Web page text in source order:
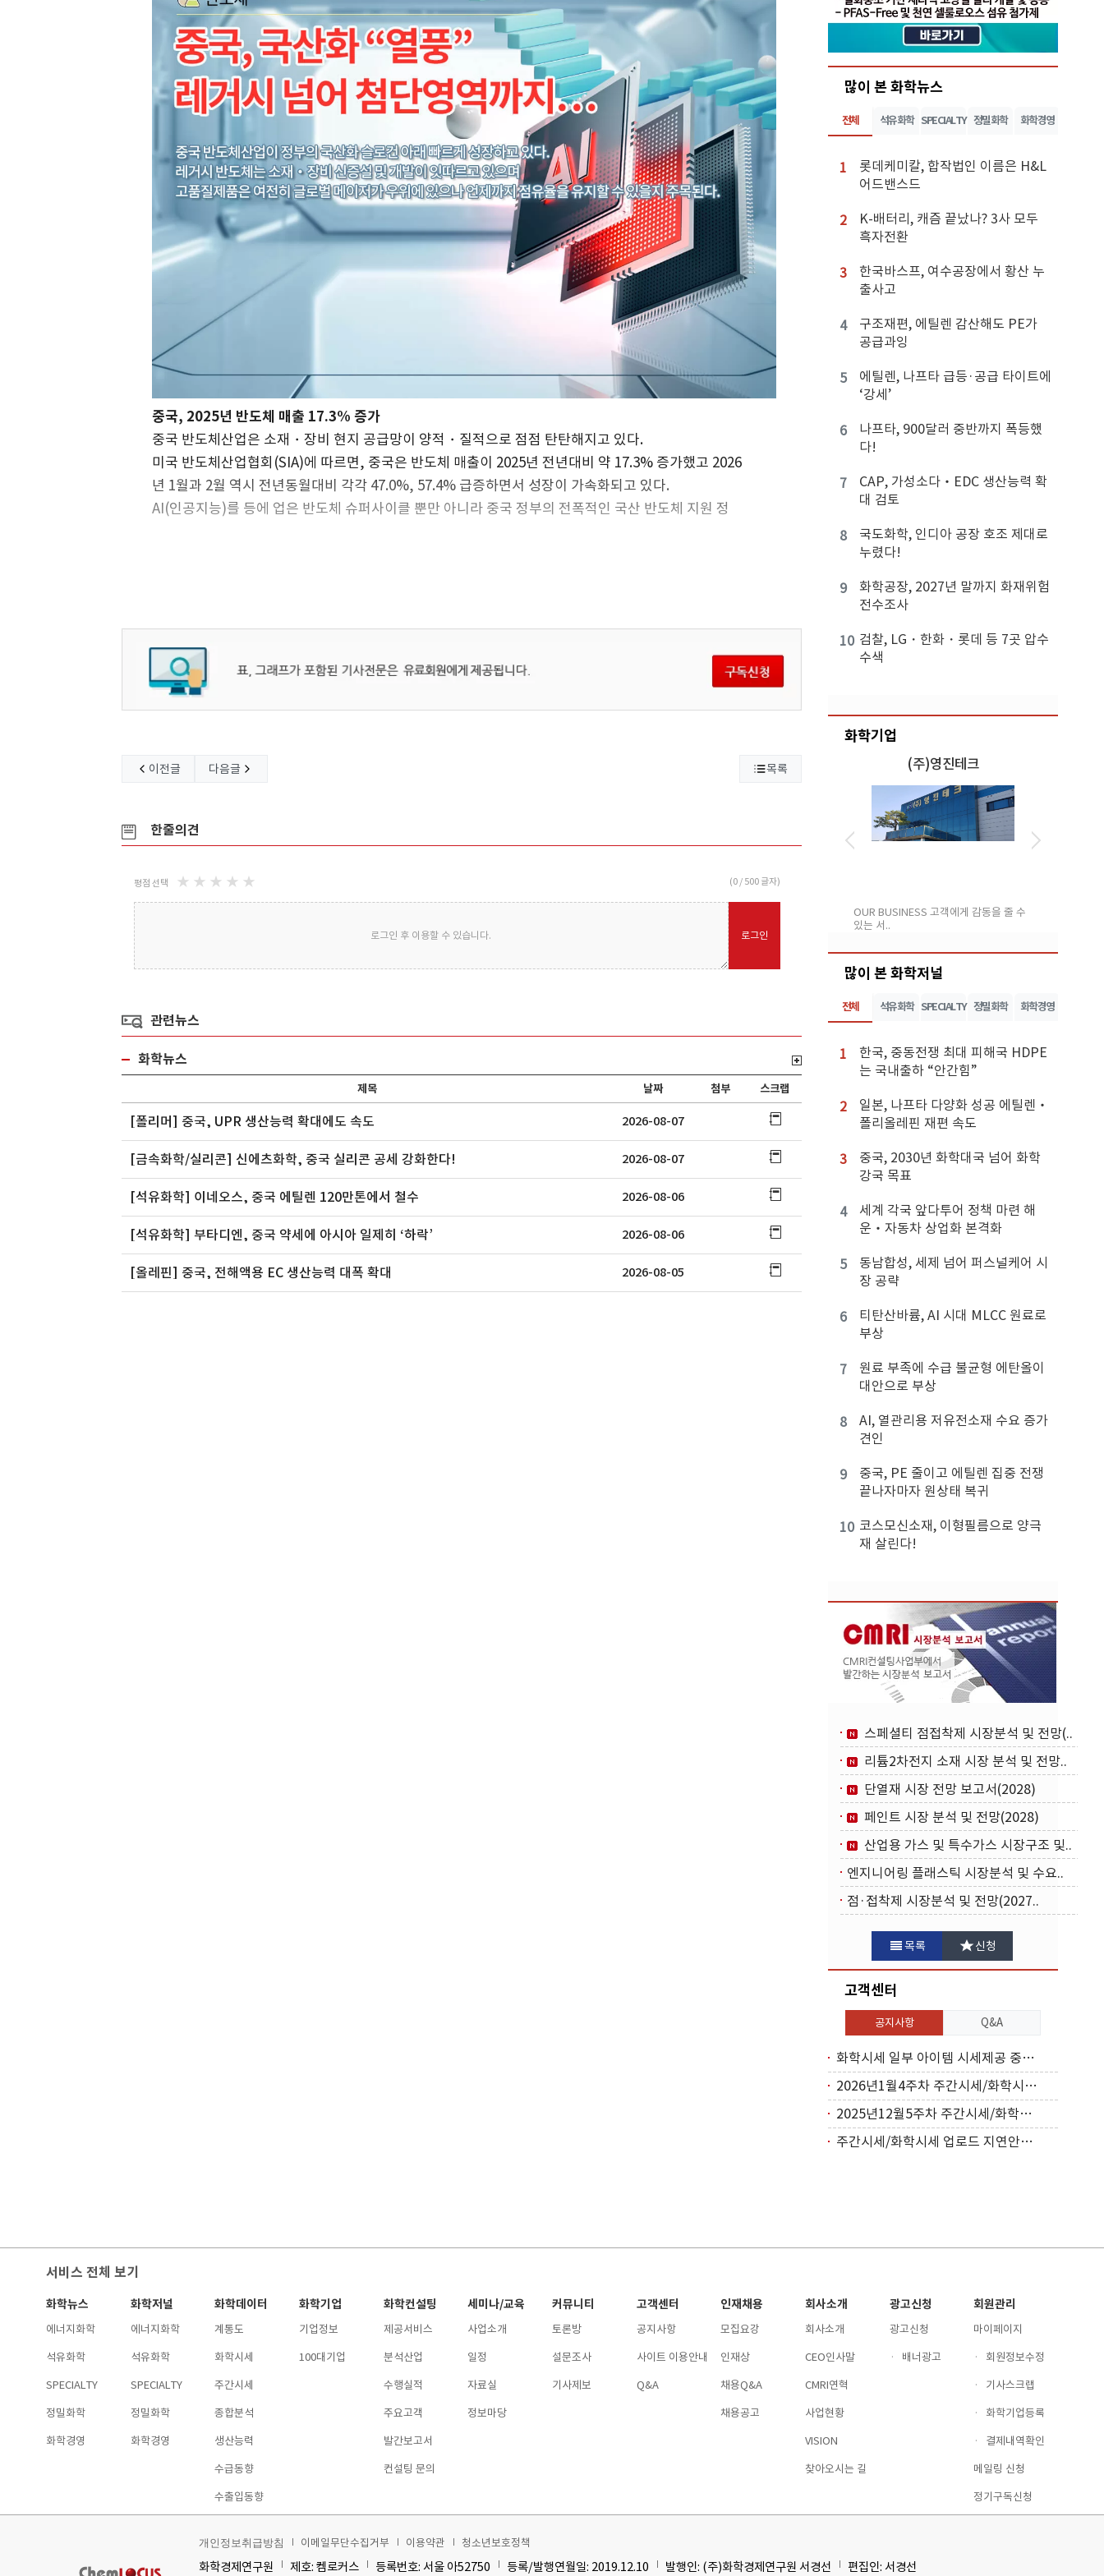
중국, 2025년 반도체 매출 17.3% 증가
중국 반도체산업은 소재・장비 현지 공급망이 양적・질적으로 점점 탄탄해지고 있다.
미국 반도체산업협회(SIA)에 따르면, 중국은 반도체 매출이 2025년 전년대비 약 17.3% 증가했고 2026
년 1월과 2월 역시 전년동월대비 각각 47.0%, 57.4% 급증하면서 성장이 가속화되고 있다.
AI(인공지능)를 등에 업은 반도체 슈퍼사이클 뿐만 아니라 중국 정부의 전폭적인 국산 반도체 지원 정
이전글 다음글 목록
한줄의견
평점 선택 ★ ★ ★ ★ ★ (0/ 500 글자)
로그인 후 이용할 수 있습니다. 로그인
관련뉴스
화학뉴스
제목 날짜 첨부 스크랩
[폴리머] 중국, UPR 생산능력 확대에도 속도 2026-08-07
[금속화학/실리콘] 신에츠화학, 중국 실리콘 공세 강화한다! 2026-08-07
[석유화학] 이네오스, 중국 에틸렌 120만톤에서 철수 2026-08-06
[석유화학] 부타디엔, 중국 약세에 아시아 일제히 ‘하락’ 2026-08-06
[올레핀] 중국, 전해액용 EC 생산능력 대폭 확대 2026-08-05
많이 본 화학뉴스
전체 석유화학 SPECIALTY 정밀화학 화학경영
1
롯데케미칼, 합작법인 이름은 H&L
어드밴스드
2
K-배터리, 캐즘 끝났나? 3사 모두
흑자전환
3
한국바스프, 여수공장에서 황산 누
출사고
4
구조재편, 에틸렌 감산해도 PE가
공급과잉
5
에틸렌, 나프타 급등·공급 타이트에
‘강세’
6
나프타, 900달러 중반까지 폭등했
다!
7
CAP, 가성소다‧EDC 생산능력 확
대 검토
8
국도화학, 인디아 공장 호조 제대로
누렸다!
9
화학공장, 2027년 말까지 화재위험
전수조사
10 검찰, LG・한화・롯데 등 7곳 압수
수색
화학기업
쇼와코산코리아
쇼와코산은 일본의 KAO Coperation,
(주)영진테크
OUR BUSINESS 고객에게 감동을 줄 수
(주)팬브릿지
주식회사 팬브릿지 (PAN BRIDGE)는 자
체 보유 ..
많이 본 화학저널
전체 석유화학 SPECIALTY 정밀화학 화학경영
1
한국, 중동전쟁 최대 피해국 HDPE
는 국내출하 “안간힘”
2
일본, 나프타 다양화 성공 에틸렌‧
폴리올레핀 재편 속도
3
중국, 2030년 화학대국 넘어 화학
강국 목표
4
세계 각국 앞다투어 정책 마련 해
운‧자동차 상업화 본격화
5
동남합성, 세제 넘어 퍼스널케어 시
장 공략
6
티탄산바륨, AI 시대 MLCC 원료로
부상
7
원료 부족에 수급 불균형 에탄올이
대안으로 부상
8
AI, 열관리용 저유전소재 수요 증가
견인
9
중국, PE 줄이고 에틸렌 집중 전쟁
끝나자마자 원상태 복귀
10 코스모신소재, 이형필름으로 양극
재 살린다!
스페셜티 점접착제 시장분석 및 전망(..
리튬2차전지 소재 시장 분석 및 전망..
단열재 시장 전망 보고서(2028)
페인트 시장 분석 및 전망(2028)
산업용 가스 및 특수가스 시장구조 및..
엔지니어링 플래스틱 시장분석 및 수요..
점·접착제 시장분석 및 전망(2027..
목록 신청
고객센터
공지사항 Q&A
화학시세 일부 아이템 시세제공 중단(2026..
2026년1월4주차 주간시세/화학시세 업로드..
2025년12월5주차 주간시세/화학시세 업로..
주간시세/화학시세 업로드 지연안내(2025년..
서비스 전체 보기
화학뉴스
에너지화학
석유화학
SPECIALTY
정밀화학
화학경영
화학저널
에너지화학
석유화학
SPECIALTY
정밀화학
화학경영
화학데이터
계통도
화학시세
주간시세
종합분석
생산능력
수급동향
수출입동향
화학기업
기업정보
100대기업
화학컨설팅
제공서비스
분석산업
수행실적
주요고객
발간보고서
컨설팅 문의
세미나/교육
사업소개
일정
자료실
정보마당
커뮤니티
토론방
설문조사
기사제보
고객센터
공지사항
사이트 이용안내
Q&A
인재채용
모집요강
인재상
채용Q&A
채용공고
회사소개
회사소개
CEO인사말
CMRI연혁
사업현황
VISION
찾아오시는 길
광고신청
광고신청
·
배너광고
회원관리
마이페이지
·
회원정보수정
·
기사스크랩
·
화학기업등록
·
결제내역확인
메일링 신청
정기구독신청
개인정보취급방침 이메일무단수집거부 이용약관 청소년보호정책
화학경제연구원 제호: 켐로커스 등록번호: 서울 아52750 등록/발행연월일: 2019.12.10 발행인: (주)화학경제연구원 서경선 편집인: 서경선